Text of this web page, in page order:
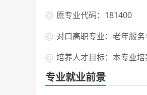
原专业代码：181400
对口高职专业：老年服
培养人才目标：本专业
专业就业前景